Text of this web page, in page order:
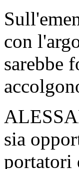
con
sarebbe
sia
portatori